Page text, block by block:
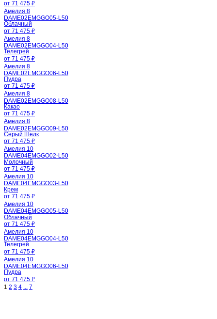
от 71 475 ₽
Амелия 8
DAME02EMGGO05-L50
Облачный
от 71 475 ₽
Амелия 8
DAME02EMGGO04-L50
Телегрей
от 71 475 ₽
Амелия 8
DAME02EMGGO06-L50
Пудра
от 71 475 ₽
Амелия 8
DAME02EMGGO08-L50
Какао
от 71 475 ₽
Амелия 8
DAME02EMGGO09-L50
Серый Шелк
от 71 475 ₽
Амелия 10
DAME04EMGGO02-L50
Молочный
от 71 475 ₽
Амелия 10
DAME04EMGGO03-L50
Крем
от 71 475 ₽
Амелия 10
DAME04EMGGO05-L50
Облачный
от 71 475 ₽
Амелия 10
DAME04EMGGO04-L50
Телегрей
от 71 475 ₽
Амелия 10
DAME04EMGGO06-L50
Пудра
от 71 475 ₽
1 2 3 4 7